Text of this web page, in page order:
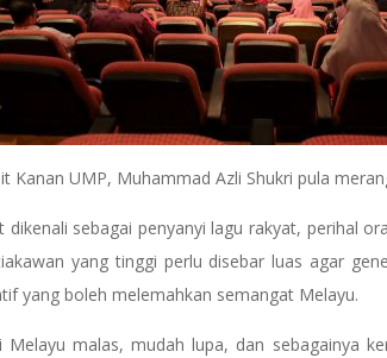
Kanan UMP, Muhammad Azli Shukri pula
sebagai penyanyi lagu rakyat, perihal
yang tinggi perlu disebar luas agar
yang boleh melemahkan semangat Melayu.
Melayu malas, mudah lupa, dan sebagainya